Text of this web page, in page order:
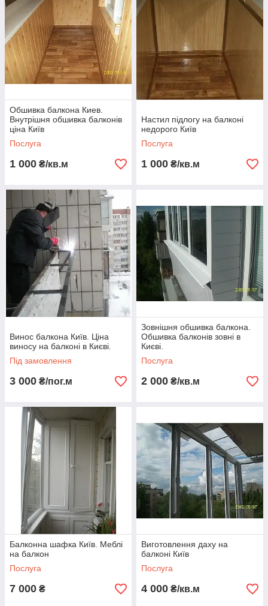
Обшивка балкона Киев.
Внутрішня обшивка балконів
ціна Київ
Послуга
1 000 ₴/кв.м
Настил підлогу на балконі
недорого Київ
Послуга
1 000 ₴/кв.м
Винос балкона Київ. Ціна
виносу на балконі в Києві.
Під замовлення
3 000 ₴/пог.м
Зовнішня обшивка балкона.
Обшивка балконів зовні в
Києві.
Послуга
2 000 ₴/кв.м
Балконна шафка Київ. Меблі
на балкон
Послуга
7 000 ₴
Виготовлення даху на
балконі Київ
Послуга
4 000 ₴/кв.м